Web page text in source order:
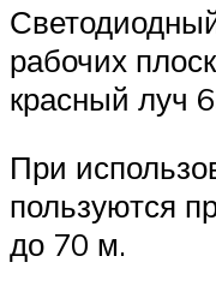
рабочих
красный луч
При
пользуются
до 70 м.